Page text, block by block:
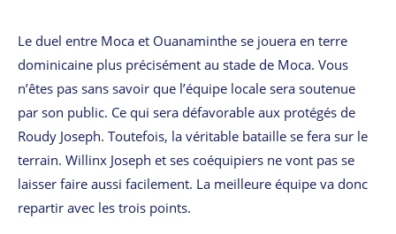
Le duel entre Moca et Ouanaminthe se jouera en terre
dominicaine plus précisément au stade de Moca. Vous
n’êtes pas sans savoir que l’équipe locale sera soutenue
par son public. Ce qui sera défavorable aux protégés de
Roudy Joseph. Toutefois, la véritable bataille se fera sur le
terrain. Willinx Joseph et ses coéquipiers ne vont pas se
laisser faire aussi facilement. La meilleure équipe va donc
repartir avec les trois points.